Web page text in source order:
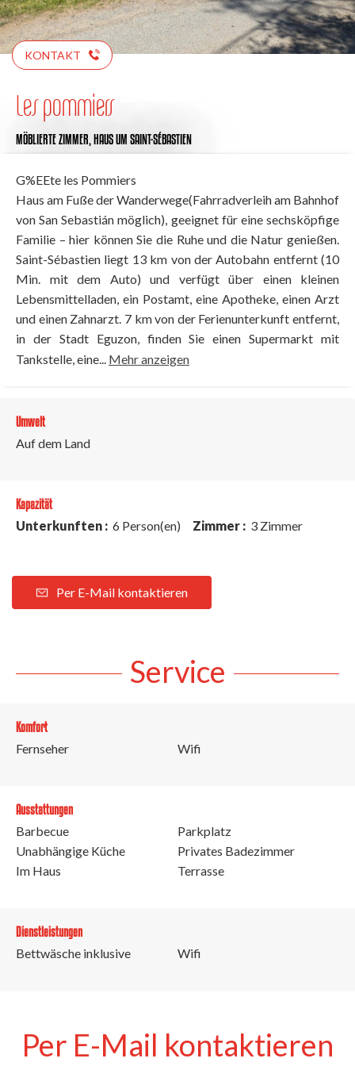
KONTAKT
Les pommiers
MÖBLIERTE ZIMMER, HAUSUM SAINT-SÉBASTIEN
G%EEte les Pommiers
Haus am Fuße der Wanderwege(Fahrradverleih am Bahnhof
von San Sebastián möglich), geeignet für eine sechsköpfige
Familie – hier können Sie die Ruhe und die Natur genießen.
Saint-Sébastien liegt 13 km von der Autobahn entfernt (10
Min. mit dem Auto) und verfügt über einen kleinen
Lebensmittelladen, ein Postamt, eine Apotheke, einen Arzt
und einen Zahnarzt. 7 km von der Ferienunterkunft entfernt,
in der Stadt Eguzon, finden Sie einen Supermarkt mit
Tankstelle, eine... Mehr anzeigen
Umwelt
Auf dem Land
Kapazität
Unterkunften : 6 Person(en) Zimmer : 3 Zimmer
Per E-Mail kontaktieren
Service
Komfort
Fernseher
Wifi
Ausstattungen
Barbecue
Unabhängige Küche
Im Haus
Parkplatz
Privates Badezimmer
Terrasse
Dienstleistungen
Bettwäsche inklusive
Wifi
Per E-Mail kontaktieren